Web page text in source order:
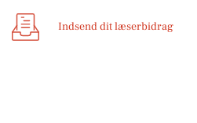
Indsend dit læserbidrag